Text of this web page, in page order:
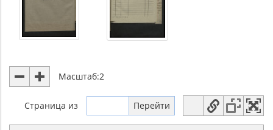
Масштаб:2
Страница из